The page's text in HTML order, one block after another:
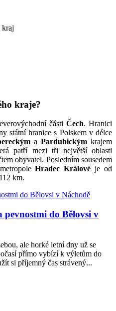
kraj
kraje?
částiČech. Hranici
státní hranice s Polskem v délce
aPardubickým krajem
patří mezi tři největší oblasti
obyvatel. Posledním sousedem
Hradec Králové je od
km.
do Bělovsi v
ale horké letní dny už se
přímo vybízí k výletům do
si příjemný čas strávený...